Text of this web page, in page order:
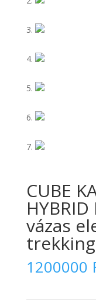
CUBE
vázas
1200000